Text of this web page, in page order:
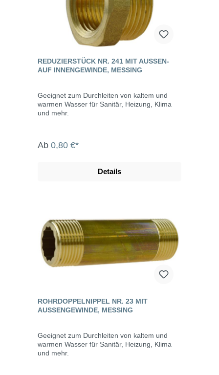
REDUZIERSTÜCK NR. 241 MIT AUSSEN- A
UF INNENGEWINDE, MESSING
Geeignet zum Durchleiten von kaltem und
warmen Wasser für Sanitär, Heizung, Klima
und mehr.
Ab 0,80 €*
Details
ROHRDOPPELNIPPEL NR. 23 MIT
AUSSENGEWINDE, MESSING
Geeignet zum Durchleiten von kaltem und
warmen Wasser für Sanitär, Heizung, Klima
und mehr.